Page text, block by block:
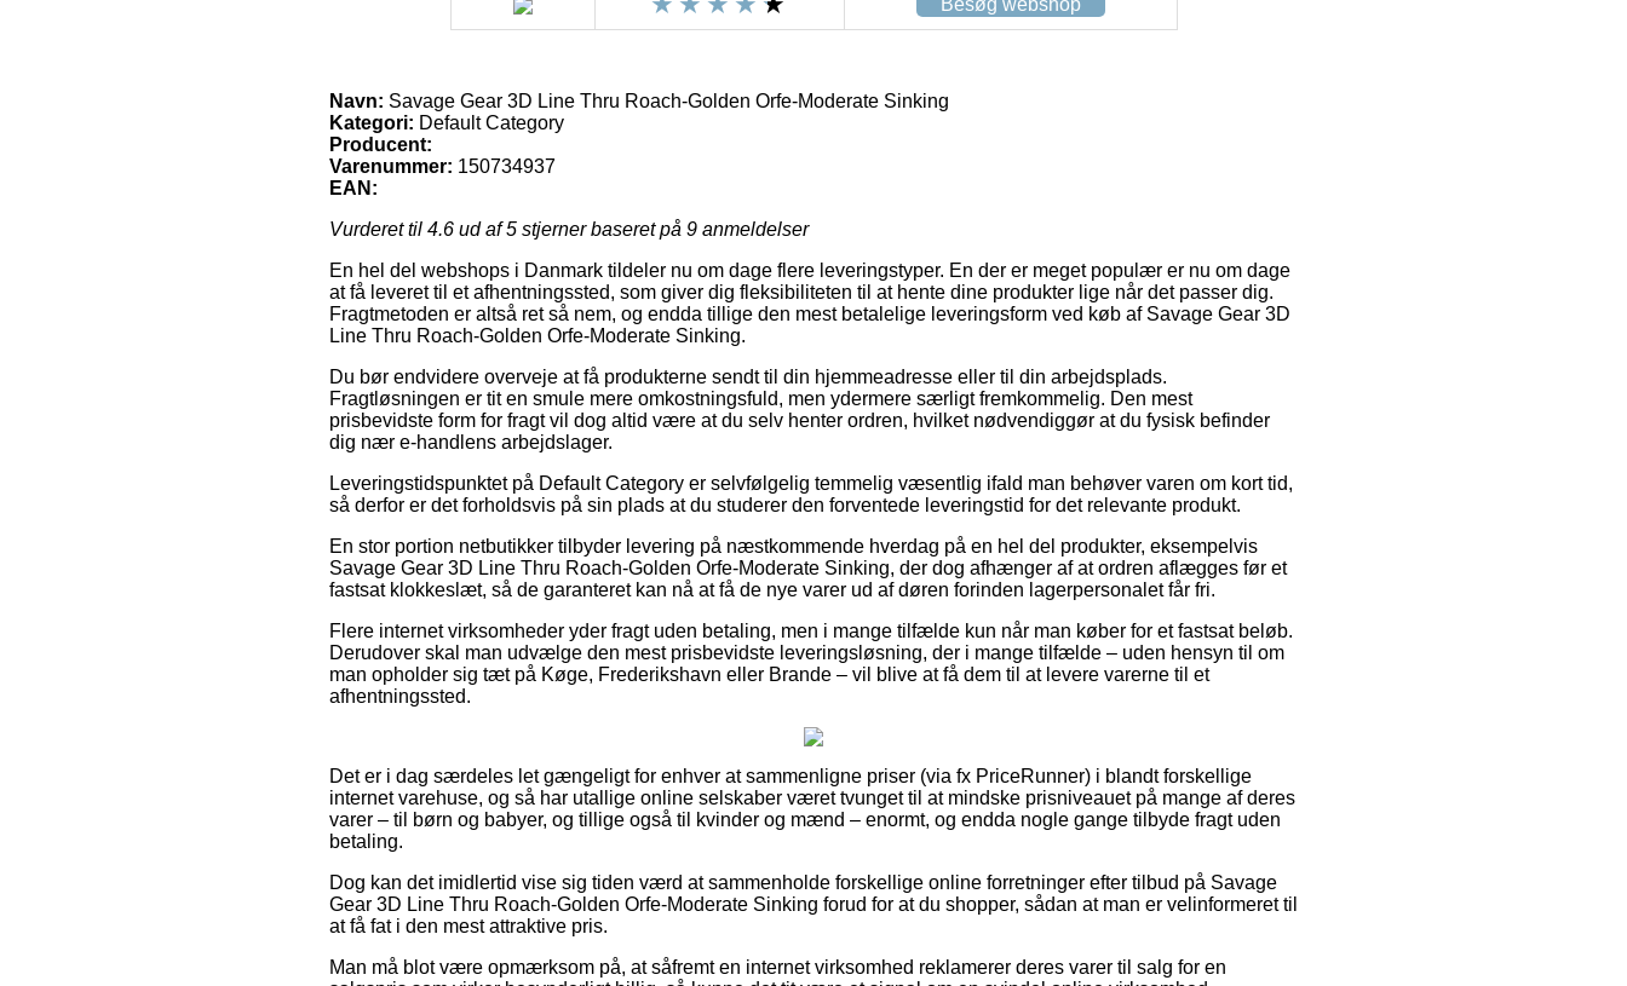
Navn: Savage Gear 3D Line Thru Roach-Golden Orfe-Moderate Sinking
Kategori: Default Category
Producent:
Varenummer: 150734937
EAN:
Vurderet til 4.6 ud af 5 stjerner baseret på 9 anmeldelser
En hel del webshops i Danmark tildeler nu om dage flere leveringstyper. En der er meget populær er nu om dage
at få leveret til et afhentningssted, som giver dig fleksibiliteten til at hente dine produkter lige når det passer dig.
Fragtmetoden er altså ret så nem, og endda tillige den mest betalelige leveringsform ved køb af Savage Gear 3D
Line Thru Roach-Golden Orfe-Moderate Sinking.
Du bør endvidere overveje at få produkterne sendt til din hjemmeadresse eller til din arbejdsplads.
Fragtløsningen er tit en smule mere omkostningsfuld, men ydermere særligt fremkommelig. Den mest
prisbevidste form for fragt vil dog altid være at du selv henter ordren, hvilket nødvendiggør at du fysisk befinder
dig nær e-handlens arbejdslager.
Leveringstidspunktet på Default Category er selvfølgelig temmelig væsentlig ifald man behøver varen om kort tid,
så derfor er det forholdsvis på sin plads at du studerer den forventede leveringstid for det relevante produkt.
En stor portion netbutikker tilbyder levering på næstkommende hverdag på en hel del produkter, eksempelvis
Savage Gear 3D Line Thru Roach-Golden Orfe-Moderate Sinking, der dog afhænger af at ordren aflægges før et
fastsat klokkeslæt, så de garanteret kan nå at få de nye varer ud af døren forinden lagerpersonalet får fri.
Flere internet virksomheder yder fragt uden betaling, men i mange tilfælde kun når man køber for et fastsat beløb.
Derudover skal man udvælge den mest prisbevidste leveringsløsning, der i mange tilfælde – uden hensyn til om
man opholder sig tæt på Køge, Frederikshavn eller Brande – vil blive at få dem til at levere varerne til et
afhentningssted.
Det er i dag særdeles let gængeligt for enhver at sammenligne priser (via fx PriceRunner) i blandt forskellige
internet varehuse, og så har utallige online selskaber været tvunget til at mindske prisniveauet på mange af deres
varer – til børn og babyer, og tillige også til kvinder og mænd – enormt, og endda nogle gange tilbyde fragt uden
betaling.
Dog kan det imidlertid vise sig tiden værd at sammenholde forskellige online forretninger efter tilbud på Savage
Gear 3D Line Thru Roach-Golden Orfe-Moderate Sinking forud for at du shopper, sådan at man er velinformeret til
at få fat i den mest attraktive pris.
Man må blot være opmærksom på, at såfremt en internet virksomhed reklamerer deres varer til salg for en